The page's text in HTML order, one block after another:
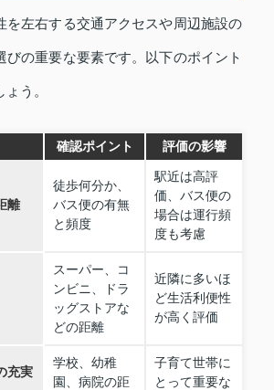
を左右する交通アクセスや周辺施設の
びの重要な要素です。以下のポイント
う。
確認ポイント 評価の影響
離
徒歩何分か、
バス便の有無
と頻度
駅近は高評
価、バス便の
場合は運行頻
度も考慮
スーパー、コ
ンビニ、ドラ
ッグストアな
どの距離
近隣に多いほ
ど生活利便性
が高く評価
充実
学校、幼稚
園、病院の距
子育て世帯に
とって重要な